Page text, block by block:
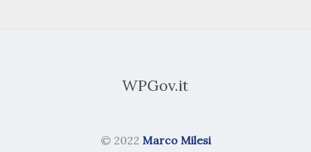
WPGov.it
© 2022 Marco Milesi